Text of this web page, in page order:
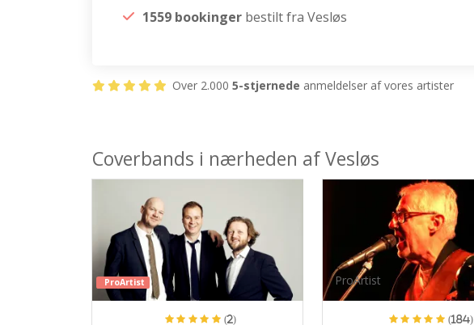
1559 bookinger bestilt fra Vesløs
Over 2.000 5-stjernede anmeldelser af vores artister
Coverbands i nærheden af Vesløs
ProArtist
(2)
ProArtist
(184)